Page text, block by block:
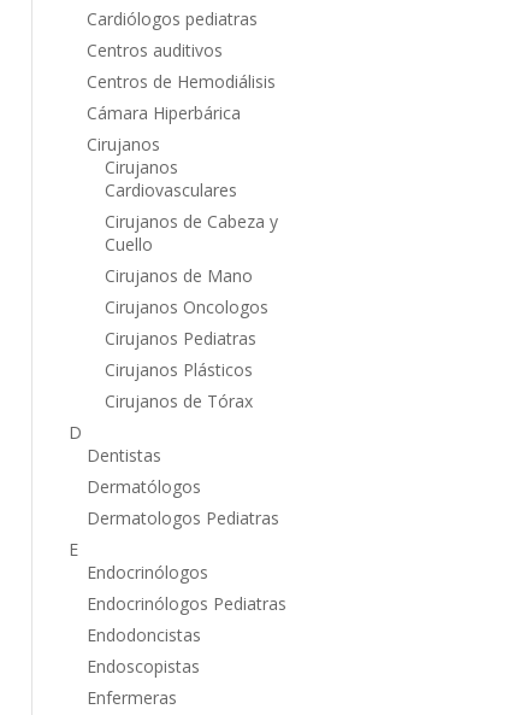
Cardiólogos pediatras
Centros auditivos
Centros de Hemodiálisis
Cámara Hiperbárica
Cirujanos
Cirujanos
Cardiovasculares
Cirujanos de Cabeza y
Cuello
Cirujanos de Mano
Cirujanos Oncologos
Cirujanos Pediatras
Cirujanos Plásticos
Cirujanos de Tórax
D
Dentistas
Dermatólogos
Dermatologos Pediatras
E
Endocrinólogos
Endocrinólogos Pediatras
Endodoncistas
Endoscopistas
Enfermeras